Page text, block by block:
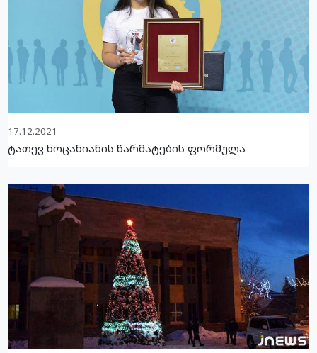
17.12.2021
ტათევ ხოცანიანის წარმატების ფორმულა